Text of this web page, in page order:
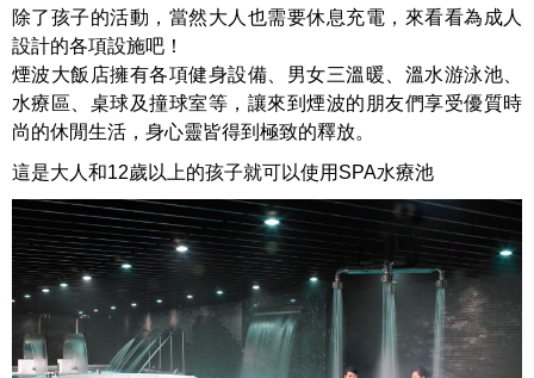
除了孩子的活動，當然大人也需要休息充電，來看看為成人
設計的各項設施吧！
煙波大飯店擁有各項健身設備、男女三溫暖、溫水游泳池、
水療區、桌球及撞球室等，讓來到煙波的朋友們享受優質時
尚的休閒生活，身心靈皆得到極致的釋放。
這是大人和12歲以上的孩子就可以使用SPA水療池